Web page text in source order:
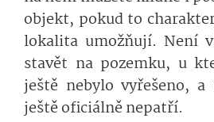
objekt, pokud to
lokalita umožňují. Není
stavět na pozemku, u
ještě nebylo vyřešeno,
ještě oficiálně nepatří.